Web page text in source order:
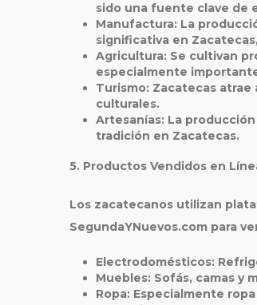
sido una fuente clave de
Manufactura: La
significativa en
Agricultura: Se cultivan
especialmente
Turismo: Zacatecas
culturales.
Artesanías: La
tradición en Zacatecas.
5. Productos Vendidos en
Los zacatecanos utilizan
SegundaYNuevos.com para
Electrodomésticos:
Muebles: Sofás, camas y
Ropa: Especialmente